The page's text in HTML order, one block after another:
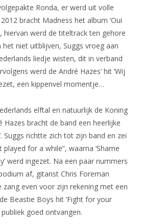
Ronda, er werd uit volle
bracht Madness het album ‘Oui
hiervan werd de titeltrack ten gehore
niet uitblijven, Suggs vroeg aan
liedje wisten, dit in verband
werd de André Hazes’ hit ‘Wij
een kippenvel momentje…
elftal en natuurlijk de Koning
Hazes bracht de band een heerlijke
Suggs richtte zich tot zijn band en zei
played for a while”, waarna ‘Shame
werd ingezet. Na een paar nummers
af, gitarist Chris Foreman
zang even voor zijn rekening met een
Beastie Boys hit ‘Fight for your
goed ontvangen.